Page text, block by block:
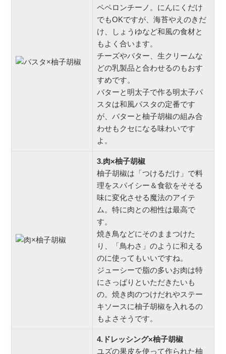
ペペロンチーノ。にんにくだけ
でもOKですが、海苔やえのきだ
け、しょうゆなど和風の食材と
もよく合います。
チーズやバター、生クリームな
どの乳製品と合わせるのもおす
すめです。
バターと明太子で作る明太子パ
スタは和風パスタの定番です
が、バターと柚子胡椒の組み合
わせもクセになる味わいです
よ。
3.肉×柚子胡椒
柚子胡椒は「つけるだけ」で料
理をスパイシー＆食欲をそそる
味に変化させる魔法のアイテ
ム。特に肉との相性は最高で
す。
焼き鳥などにそのままつけた
り、「鳥わさ」のように和える
のに使ってもいいですね。
ジューシーで脂の多いお肉は特
にさっぱりといただきたいも
の。焼き肉のつけだれやステー
キソースに柚子胡椒を入れるの
もよさそうです。
4.ドレッシング×柚子胡椒
ユズの果皮を使って作られた柚